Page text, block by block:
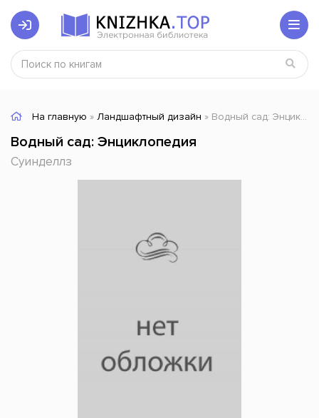
На главную » Ландшафтный дизайн » Водный сад: Энциклопедия
Водный сад: Энциклопедия
Суинделлз